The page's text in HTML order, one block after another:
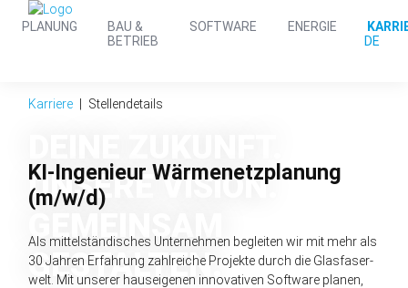
DE
PLANUNG
BAU &
BETRIEB
SOFTWARE ENERGIE
UNSERE VISION.
GEMEINSAM
GESTALTEN.
Karriere Stellendetails
KI-Ingenieur Wärmenetzplanung
(m/w/d)
Als mittel­ständisches Unter­nehmen begleiten wir mit mehr als
30 Jahren Erfahrung zahl­reiche Projekte durch die Glas­faser­
welt. Mit unserer haus­eigenen inno­vativen Software planen,